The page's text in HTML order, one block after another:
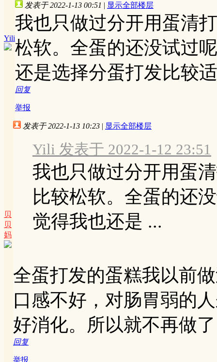
Yili
发表于 2022-1-13 00:51 | 显示全部楼层
我也只做过分开用蛋清
松软。全蛋的还没试过
还是选择分蛋打发比较
回复
举报
贝
贝
妈
发表于 2022-1-13 10:23 | 显示全部楼层
Yili 发表于 2022-1-12 23:51
我也只做过分开用蛋
比较松软。全蛋的还
觉得我也还是 ...
全蛋打发的蛋糕我以前
口感不好，对肠胃弱的
好消化。所以就不再做
回复
举报